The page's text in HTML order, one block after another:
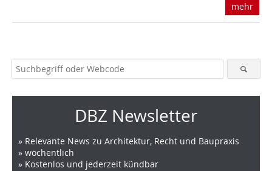
mehr
DBZ Newsletter
» Relevante News zu Architektur, Recht und Baupraxis
» wöchentlich
» Kostenlos und jederzeit kündbar